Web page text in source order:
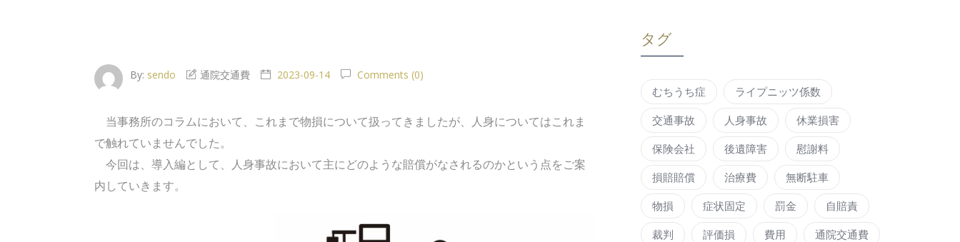
By: sendo 通院交通費 2023-09-14 Comments (0)
当事務所のコラムにおいて、これまで物損について扱ってきましたが、人身についてはこれま
で触れていませんでした。
今回は、導入編として、人身事故において主にどのような賠償がなされるのかという点をご案
内していきます。
タグ
むちうち症
ライプニッツ係数
交通事故
人身事故
休業損害
保険会社
後遺障害
慰謝料
損賠賠償
治療費
無断駐車
物損
症状固定 罰金
自賠責
裁判
評価損 費用
通院交通費